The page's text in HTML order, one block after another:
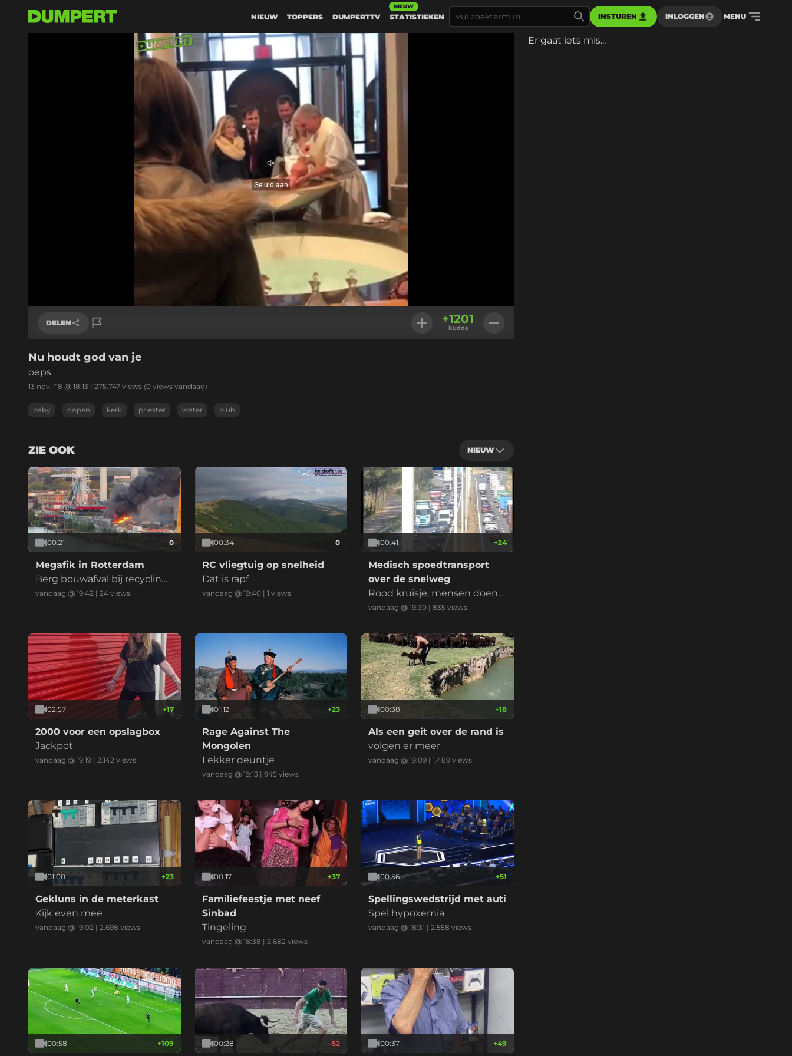
NIEUW TOPPERS DUMPERTTV STATISTIEKEN
NIEUW
INSTUREN INLOGGEN MENU
Er gaat iets mis...
Geluid
aan
Geluid aan
Geladen
100.00%
DELEN
Link kopiëren
+1201
kudos
Nu houdt god van je
oeps
13 nov. '18 @ 18:13 | 275.747 views (0 views vandaag)
baby dopen kerk priester water blub
ZIE OOK NIEUW
00:21 0
Megafik in Rotterdam
Berg bouwafval bij recycling
bedrijf in de hens (twee vids)
vandaag @ 19:42 | 24 views
00:34 0
RC vliegtuig op snelheid
Dat is rapf
vandaag @ 19:40| 1 views
00:41 +24
Medisch spoedtransport
over de snelweg
Rood kruisje, mensen doen
normaal, ambu erlangs, klaar
vandaag @ 19:30 |835 views
02:57 +17
2000 voor een opslagbox
Jackpot
vandaag @ 19:19 | 2.142 views
01:12 +23
Rage Against The
Mongolen
Lekker deuntje
vandaag @ 19:13 | 945views
00:38 +18
Als een geit over de rand is
volgen er meer
vandaag @ 19:09 |1.489 views
01:00 +23
Gekluns in de meterkast
Kijk even mee
vandaag @ 19:02 | 2.698 views
00:17 +37
Familiefeestje met neef
Sinbad
Tingeling
vandaag @ 18:38 | 3.682 views
00:56 +51
Spellingswedstrijd met auti
Spel hypoxemia
vandaag @ 18:31 |2.558 views
00:58 +109 00:28 -52 00:37 +49